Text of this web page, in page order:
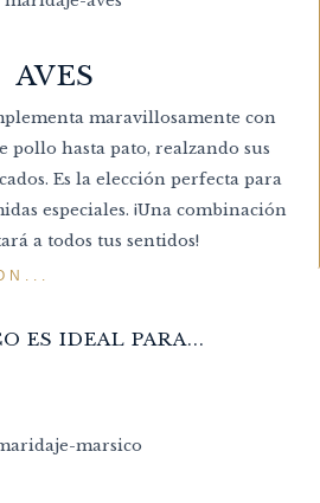
AVES
maravillosamente con
pollo hasta pato, realzando sus
Es la elección perfecta para
especiales. ¡Una combinación
a todos tus sentidos!
ES IDEAL PARA...